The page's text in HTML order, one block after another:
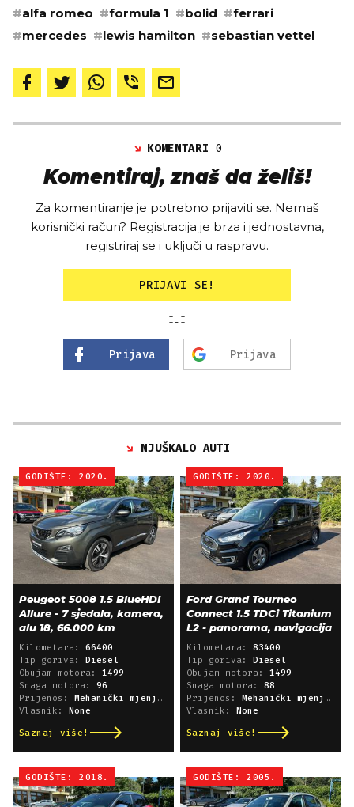
#alfa romeo #formula 1 #bolid #ferrari
#mercedes #lewis hamilton #sebastian vettel
KOMENTARI0
Komentiraj, znaš da želiš!
Za komentiranje je potrebno prijaviti se. Nemaš
korisnički račun? Registracija je brza i jednostavna,
registriraj se i uključi u raspravu.
PRIJAVI SE!
ILI
Prijava Prijava
NJUŠKALO AUTI
GODIŠTE: 2020.
Peugeot 5008 1.5 BlueHDI
Allure - 7 sjedala, kamera,
alu 18, 66.000 km
Kilometara: 66400
Tip goriva: Diesel
Obujam motora: 1499
Snaga motora: 96
Prijenos: Mehanički mjenjač
Vlasnik: None
Saznaj više!
GODIŠTE: 2020.
Ford Grand Tourneo
Connect 1.5 TDCi Titanium
L2 - panorama, navigacija
Kilometara: 83400
Tip goriva: Diesel
Obujam motora: 1499
Snaga motora: 88
Prijenos: Mehanički mjenjač
Vlasnik: None
Saznaj više!
GODIŠTE: 2018. GODIŠTE: 2005.